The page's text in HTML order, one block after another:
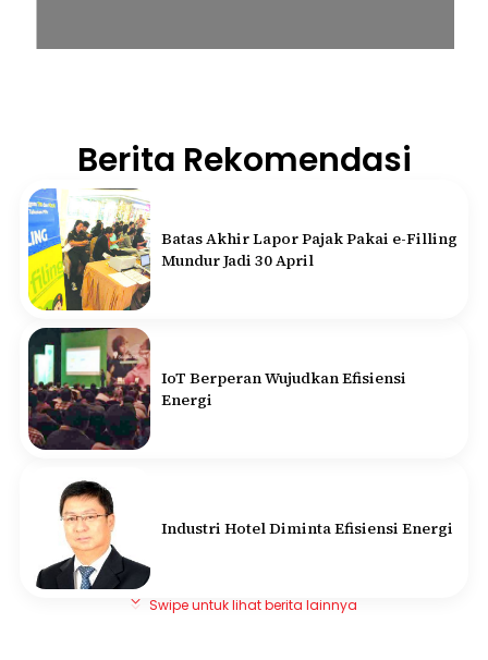
Berita Rekomendasi
Batas Akhir Lapor Pajak Pakai e-Filling
Mundur Jadi 30 April
IoT Berperan Wujudkan Efisiensi
Energi
Industri Hotel Diminta Efisiensi Energi
Swipe untuk lihat berita lainnya